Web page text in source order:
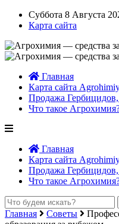
Суббота 8 Августа
Карта сайта
Главная
Карта сайта
Продажа
Что такое
Главная
Карта сайта
Продажа
Что такое
Главная Советы